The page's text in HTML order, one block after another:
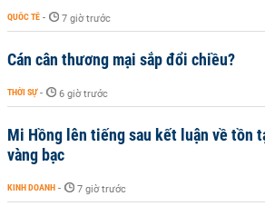
QUỐC TẾ - 7 giờ trước
Cán cân thương mại sắp đổi chiều?
THỜI SỰ - 6 giờ trước
Mi Hồng lên tiếng sau kết luận về tồn
vàng bạc
KINH DOANH - 7 giờ trước